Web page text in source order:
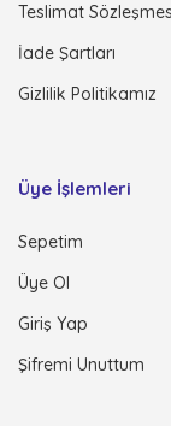
Teslimat
İade Şartları
Gizlilik Politikamız
Üye İşlemleri
Sepetim
Üye Ol
Giriş Yap
Şifremi Unuttum